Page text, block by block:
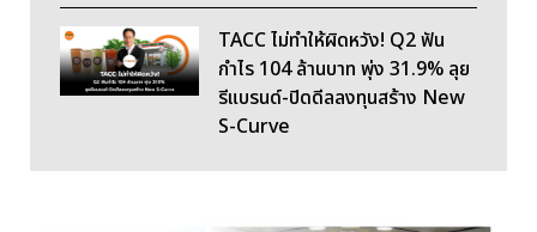
TACC ไม่ทำให้ผิดหวัง! Q2 ฟัน
กำไร 104 ล้านบาท พุ่ง 31.9% ลุย
รีแบรนด์-ปิดดีลลงทุนสร้าง New
S-Curve